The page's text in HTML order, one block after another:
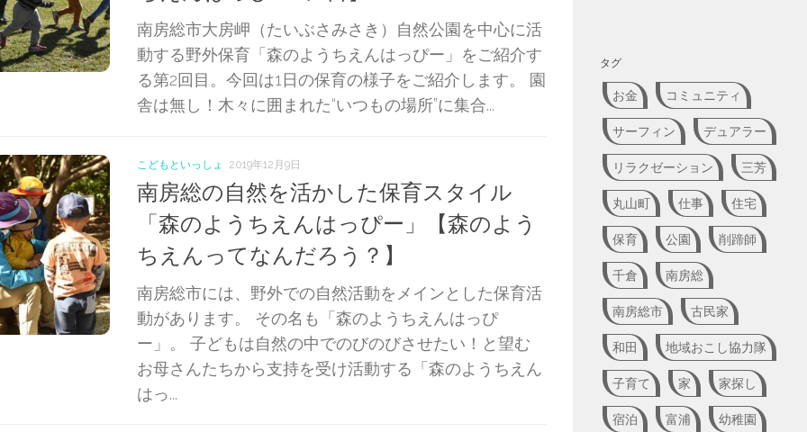
南房総市大房岬（たいぶさみさき）自然公園を中心に活
動する野外保育「森のようちえんはっぴー」をご紹介す
る第2回目。今回は1日の保育の様子をご紹介します。 園
舎は無し！木々に囲まれた“いつもの場所”に集合...
こどもといっしょ 2019年12月9日
南房総の自然を活かした保育スタイル
「森のようちえんはっぴー」【森のよう
ちえんってなんだろう？】
南房総市には、野外での自然活動をメインとした保育活
動があります。 その名も「森のようちえんはっぴ
ー」。 子どもは自然の中でのびのびさせたい！と望む
お母さんたちから支持を受け活動する「森のようちえん
はっ...
タグ
お金 コミュニティ
サーフィン デュアラー
リラクゼーション 三芳
丸山町 仕事 住宅
保育 公園 削蹄師
千倉 南房総
南房総市 古民家
和田 地域おこし協力隊
子育て 家 家探し
宿泊 富浦 幼稚園